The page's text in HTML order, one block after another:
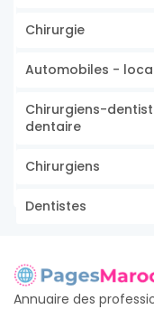
Chirurgie
Automobiles -
Chirurgiens-
dentaire
Chirurgiens
Dentistes
Annuaire des